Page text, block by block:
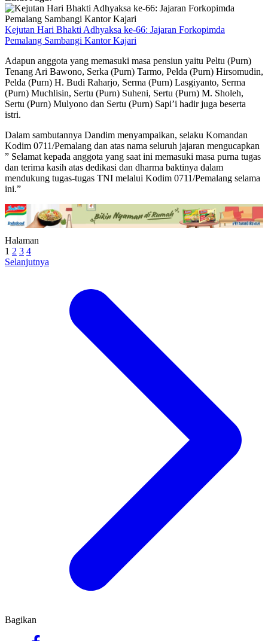
Kejutan Hari Bhakti Adhyaksa ke-66: Jajaran Forkopimda
Pemalang Sambangi Kantor Kajari
Adapun anggota yang memasuki masa pensiun yaitu Peltu (Purn)
Tenang Ari Bawono, Serka (Purn) Tarmo, Pelda (Purn) Hirsomudin,
Pelda (Purn) H. Budi Raharjo, Serma (Purn) Lasgiyanto, Serma
(Purn) Muchlisin, Sertu (Purn) Suheni, Sertu (Purn) M. Sholeh,
Sertu (Purn) Mulyono dan Sertu (Purn) Sapi’i hadir juga beserta
istri.
Dalam sambutannya Dandim menyampaikan, selaku Komandan
Kodim 0711/Pemalang dan atas nama seluruh jajaran mengucapkan
” Selamat kepada anggota yang saat ini memasuki masa purna tugas
dan terima kasih atas dedikasi dan dharma baktinya dalam
mendukung tugas-tugas TNI melalui Kodim 0711/Pemalang selama
ini.”
Halaman
1 2 3 4
Selanjutnya
Bagikan